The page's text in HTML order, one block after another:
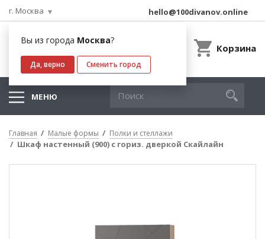
г. Москва
Вы из города Москва?
Да, верно Сменить город
hello@100divanov.online
Корзина
МЕНЮ
Главная Малые формы Полки и стеллажи
Шкаф настенный (900) с гориз. дверкой Скайлайн